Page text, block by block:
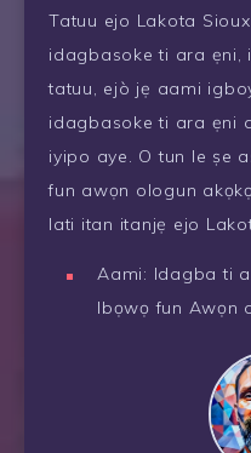
Tatuu ejo Lakota
idagbasoke ti ara ẹni,
tatuu, ejò jẹ aami
idagbasoke ti ara ẹni
iyipo aye. O tun le ṣe
fun awọn ologun
lati itan itanjẹ ejo
Aami: Idagba ti
Ibọwọ fun Awọn